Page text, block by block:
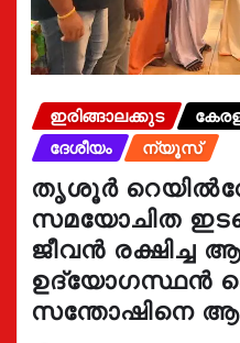
ഇരിങ്ങാലക്കുട
ദേശീയം
ന്യൂസ്
തൃശൂർ
സമയോചിത
ജീവൻ രക്ഷിച്ച
ഉദ്യോഗസ്ഥൻ
സന്തോഷിനെ